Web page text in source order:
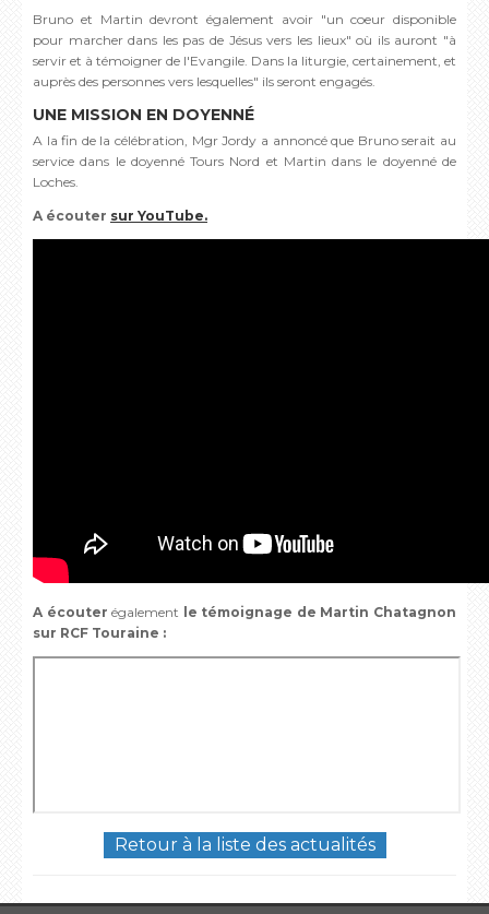
Bruno et Martin devront également avoir "un coeur disponible
pour marcher dans les pas de Jésus vers les lieux" où ils auront "à
servir et à témoigner de l'Evangile. Dans la liturgie, certainement, et
auprès des personnes vers lesquelles" ils seront engagés.
UNE MISSION EN DOYENNÉ
A la fin de la célébration, Mgr Jordy a annoncé que Bruno serait au
service dans le doyenné Tours Nord et Martin dans le doyenné de
Loches.
A écouter sur YouTube.
A écouter également
le témoignage de Martin Chatagnon
sur RCF Touraine :
Retour à la liste des actualités